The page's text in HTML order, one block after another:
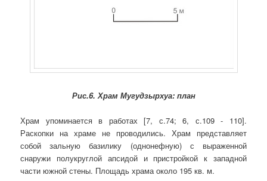
Рис.6. Храм Мугудзырхуа: план
Храм упоминается в работах [7, с.74; 6, с.109 - 110].
Раскопки на храме не проводились. Храм представляет
собой зальную базилику (однонефную) с выраженной
снаружи полукруглой апсидой и пристройкой к западной
части южной стены. Площадь храма около 195 кв. м.